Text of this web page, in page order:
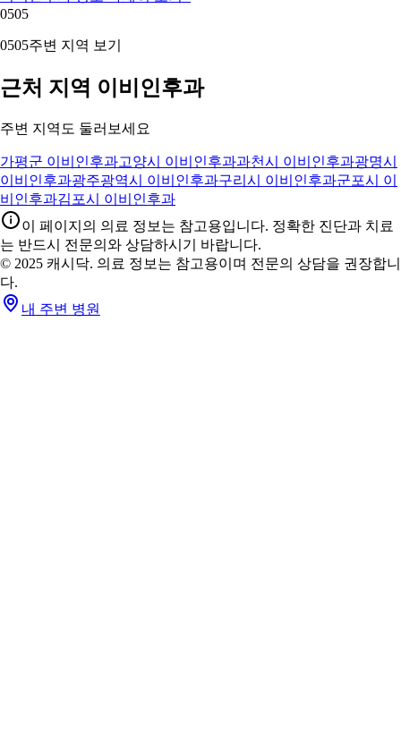
0505
0505주변 지역 보기
근처 지역 이비인후과
주변 지역도 둘러보세요
가평군 이비인후과고양시 이비인후과과천시 이비인후과광명시
이비인후과광주광역시 이비인후과구리시 이비인후과군포시 이
비인후과김포시 이비인후과
이 페이지의 의료 정보는 참고용입니다. 정확한 진단과 치료
는 반드시 전문의와 상담하시기 바랍니다.
© 2025 캐시닥. 의료 정보는 참고용이며 전문의 상담을 권장합니
다.
내 주변 병원